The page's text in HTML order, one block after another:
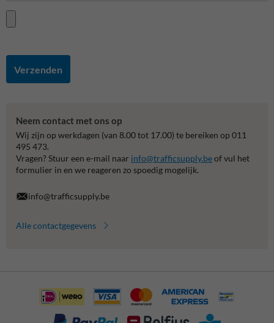
Verzenden
Neem contact met ons op
Wij zijn op werkdagen (van 8.00 tot 17.00) te bereiken op 011
495 473.
Vragen? Stuur een e-mail naar info@trafficsupply.beof vul het
formulier in en we reageren zo spoedig mogelijk.
info@trafficsupply.be
Alle contactgegevens